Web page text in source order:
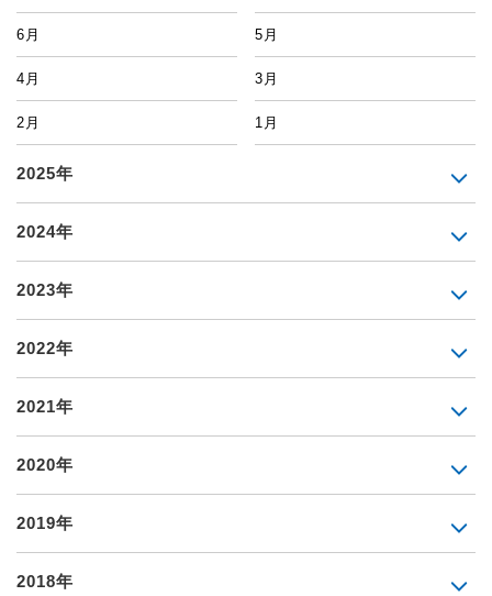
6月 5月
4月 3月
2月 1月
2025年
2024年
2023年
2022年
2021年
2020年
2019年
2018年